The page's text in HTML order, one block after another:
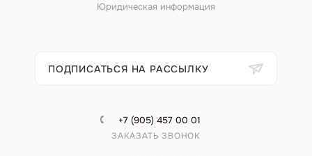
Юридическая информация
ПОДПИСАТЬСЯ НА РАССЫЛКУ
+7 (905) 457 00 01
ЗАКАЗАТЬ ЗВОНОК